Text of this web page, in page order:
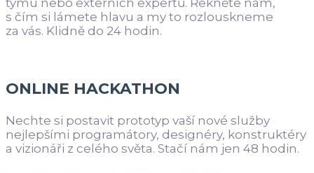
týmu nebo externích expertů. Řekněte nám,
s čím si lámete hlavu a my to rozlouskneme
za vás. Klidně do 24 hodin.
ONLINE HACKATHON
Nechte si postavit prototyp vaší nové služby
nejlepšími programátory, designéry, konstruktéry
a vizionáři z celého světa. Stačí nám jen 48 hodin.